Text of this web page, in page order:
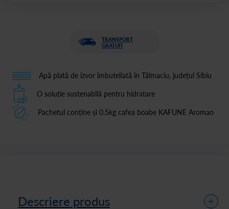
TRANSPORT
GRATUIT
Apă plată de izvor îmbuteliată în Tălmaciu, județul Sibiu
O soluție sustenabilă pentru hidratare
Pachetul conține și 0.5kg cafea boabe KAFUNE Aromao
Descriere produs